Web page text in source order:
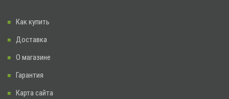
Как купить
Доставка
О магазине
Гарантия
Карта сайта